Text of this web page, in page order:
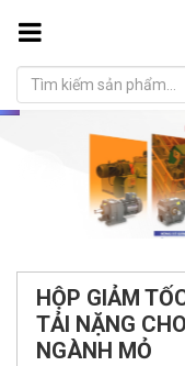
HỘP GIẢM
TẢI NẶNG
NGÀNH MỎ